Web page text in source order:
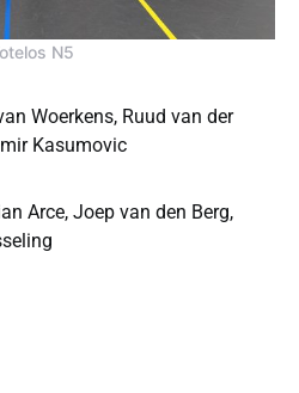
N5
Woerkens, Ruud van der
Kasumovic
Arce, Joep van den Berg,